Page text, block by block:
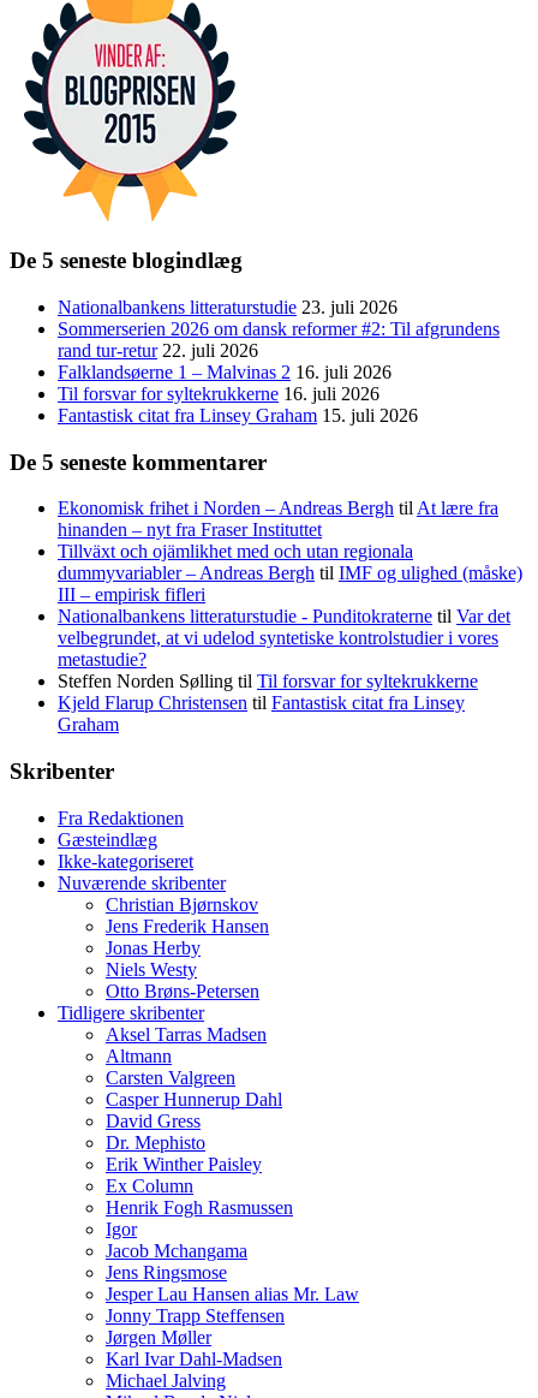
De 5 seneste blogindlæg
Nationalbankens litteraturstudie 23. juli 2026
Sommerserien 2026 om dansk reformer #2: Til afgrundens
rand tur-retur 22. juli 2026
Falklandsøerne 1 – Malvinas 2 16. juli 2026
Til forsvar for syltekrukkerne 16. juli 2026
Fantastisk citat fra Linsey Graham 15. juli 2026
De 5 seneste kommentarer
Ekonomisk frihet i Norden – Andreas Bergh tilAt lære fra
hinanden – nyt fra Fraser Instituttet
Tillväxt och ojämlikhet med och utan regionala
dummyvariabler – Andreas Bergh til IMF og ulighed (måske)
III – empirisk fifleri
Nationalbankens litteraturstudie - Punditokraterne til Var det
velbegrundet, at vi udelod syntetiske kontrolstudier i vores
metastudie?
Steffen Norden Sølling til Til forsvar for syltekrukkerne
Kjeld Flarup Christensen til Fantastisk citat fra Linsey
Graham
Skribenter
Fra Redaktionen
Gæsteindlæg
Ikke-kategoriseret
Nuværende skribenter
Christian Bjørnskov
Jens Frederik Hansen
Jonas Herby
Niels Westy
Otto Brøns-Petersen
Tidligere skribenter
Aksel Tarras Madsen
Altmann
Carsten Valgreen
Casper Hunnerup Dahl
David Gress
Dr. Mephisto
Erik Winther Paisley
Ex Column
Henrik Fogh Rasmussen
Igor
Jacob Mchangama
Jens Ringsmose
Jesper Lau Hansen alias Mr. Law
Jonny Trapp Steffensen
Jørgen Møller
Karl Ivar Dahl-Madsen
Michael Jalving